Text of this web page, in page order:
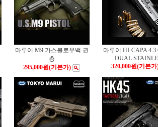
마루이 M9 가스블로우백 권
총
295,000원(기본가)
마루이 HI-CAPA 4.3
DUAL
320,000원(기본가